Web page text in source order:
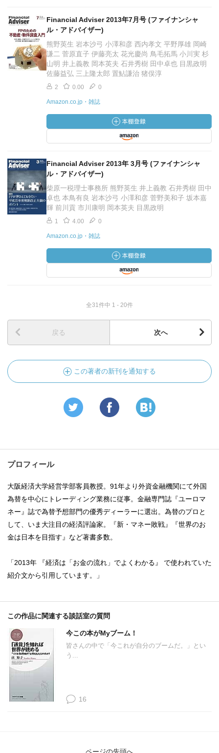
Financial Adviser 2013年7月号 (ファイナンシャ
ル・アドバイザー)
熊野英生 岩本沙弓 小澤和彦 西内孝文 平野厚雄 岡崎
謙二 菅原直子 伊藤亮太 花光慶尚 鳥毛拓馬 小川実 杉
山明 井上義教 岡本英夫 石井秀樹 田中卓也 目黒政明
佐藤益弘 三上隆太郎 置鮎謙治 猪俣淳
2 0.00 0
Amazon.co.jp・雑誌
Financial Adviser 2013年 3月号 (ファイナンシャ
ル・アドバイザー)
柴原一税理士事務所 熊野英生 井上義教 石井秀樹 田中
卓也 本鳥有良 岩本沙弓 小澤和彦 菅野美和子 坂本嘉
輝 前川貢 市川康明 岡本英夫 目黒政明
1 4.00 0
Amazon.co.jp・雑誌
全31件中 1 - 20件
戻る 次へ
この著者の新刊を通知する
プロフィール
大阪経済大学経営学部客員教授。91年より外資金融機関にて外国
為替を中心にトレーディング業務に従事。金融専門誌『ユーロマ
ネー』誌で為替予想部門の優秀ディーラーに選出。為替のプロと
して、いま大注目の経済評論家。『新・マネー敗戦』『世界のお
金は日本を目指す』など著書多数。
「2013年 『経済は「お金の流れ」でよくわかる』 で使われていた
紹介文から引用しています。」
この作品に関連する談話室の質問
今この本がMyブーム！
皆さんの中で「今これが自分のブームだ。」とい
う...
16